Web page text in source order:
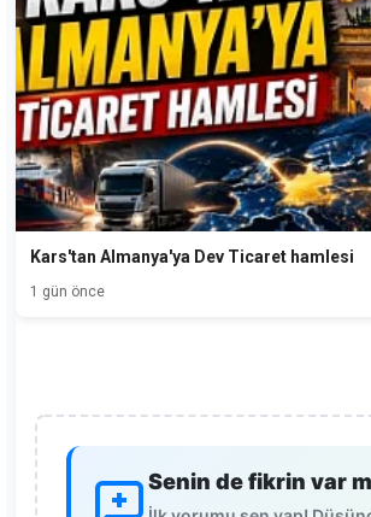
Kars'tan Almanya'ya Dev Ticaret hamlesi
1 gün önce
Senin de fikrin var